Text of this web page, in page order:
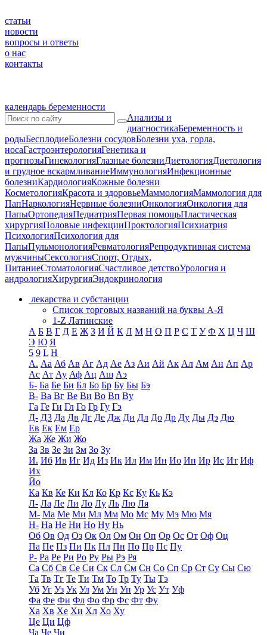
статьи
новости
вопросы и ответы
о нас
контакты
календарь беременности
Анализы и
диагностикаБеременность и
родыБесплодиеБолезни сосудовБолезни уха, горла,
носаГастроэнтерологияГенетика и
прогнозыГинекологияГлазные болезниДиетологияДиетология
и грудное вскармливаниеИммунологияИнфекционные
болезниКардиологияКожные болезни
КосметологияКрасота и здоровьеМаммологияМаммология для
ПапНаркологияНервные болезниОнкологияОнкология для
ПапыОртопедияПедиатрияПервая помощьПластическая
хирургияПоловые инфекцииПроктологияПсихиатрия
ПсихологияПсихология для
ПапыПульмонологияРевматологияРепродуктивная система
мужчиныСексологияСпорт, Отдых,
ПитаниеСтоматологияСчастливое детствоУрология и
андрологияХирургияЭндокринология
лекарства и субстанции
Список торговых названий на буквы А-Я
1-Z Латинские
А Б В Г Д Е Ж З И Й К Л М Н О П Р С Т У Ф Х Ц Ч Ш
Э Ю Я
5 9 L H
А. Аа Аб Ав Аг Ад Ае Аз Аи Ай Ак Ал Ам Ан Ап Ар
Ас Ат Ау Аф Ац Аш Аэ
Б- Ба Бе Би Бл Бо Бр Бу Бы Бэ
В- Ва Вг Ве Ви Во Вп Ву
Га Ге Ги Гл Го Гр Гу Гэ
Д- Д3 Да Дв Дг Де Дж Ди Дл До Др Ду Ды Дэ Дю
Ев Ек Ем Ер
Жа Же Жи Жо
За Зв Зе Зи Зм Зо Зу
И. Иб Ив Иг Ид Из Ик Ил Им Ин Ио Ип Ир Ис Ит Иф
Их
Йо
Ка Кв Ке Ки Кл Ко Кр Кс Ку Кь Кэ
Л- Ла Ле Ли Ло Лу Ль Лю Ля
М- Ма Ме Ми Мл Мм Мо Мс Му Мэ Мю Мя
Н- На Не Ни Но Ну Нь
Об Ов Од Оз Ок Ол Ом Он Оп Ор Ос От Оф Оц
Па Пе Пз Пи Пк Пл Пн По Пр Пс Пу
Р- Ра Ре Ри Ро Ру Ры Рэ Ря
Са Сб Св Се Си Ск Сл См Сн Со Сп Ср Ст Су Сы Сю
Та Тв Тг Те Ти Тм То Тр Ту Ты Тэ
Уб Уг Уз Ук Ул Ум Ун Уп Ур Ус Ут Уф
Фа Фе Фи Фл Фо Фр Фс Фт Фу
Ха Хв Хе Хи Хл Хо Ху
Це Ци Цф
Ча Че Чи